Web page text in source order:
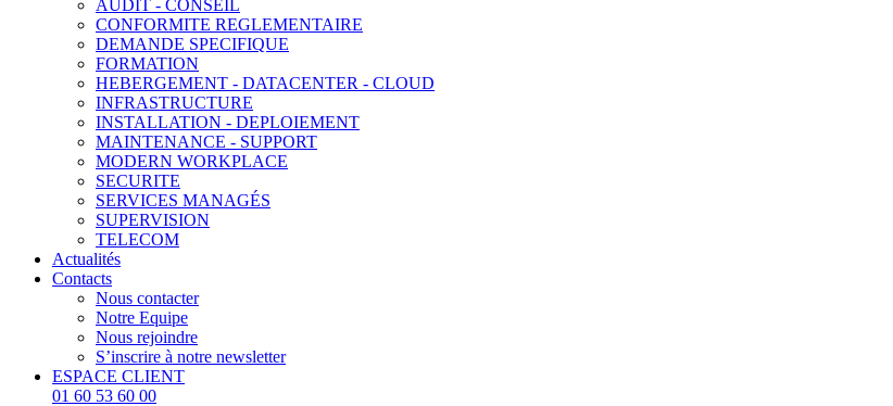
AUDIT - CONSEIL
CONFORMITE REGLEMENTAIRE
DEMANDE SPECIFIQUE
FORMATION
HEBERGEMENT - DATACENTER - CLOUD
INFRASTRUCTURE
INSTALLATION - DEPLOIEMENT
MAINTENANCE - SUPPORT
MODERN WORKPLACE
SECURITE
SERVICES MANAGÉS
SUPERVISION
TELECOM
Actualités
Contacts
Nous contacter
Notre Equipe
Nous rejoindre
S’inscrire à notre newsletter
ESPACE CLIENT
01 60 53 60 00